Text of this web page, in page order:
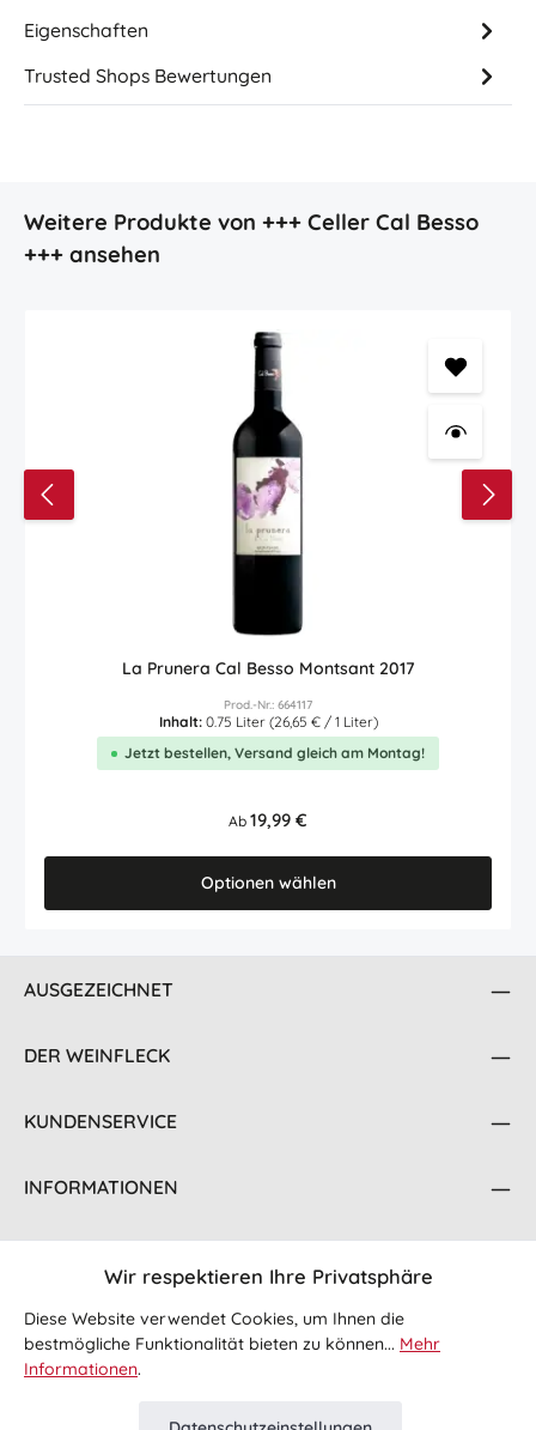
Eigenschaften
Trusted Shops Bewertungen
Produktgalerie überspringen
Weitere Produkte von +++ Celler Cal Besso
+++ ansehen
La Prunera Cal Besso Montsant 2017
Prod.-Nr.: 664117
Inhalt: 0.75 Liter (26,65 € / 1 Liter)
Jetzt bestellen, Versand gleich am Montag!
Regulärer Preis:
Ab 19,99 €
Optionen wählen
AUSGEZEICHNET
DER WEINFLECK
KUNDENSERVICE
INFORMATIONEN
FOLGE UNS
Wir respektieren Ihre Privatsphäre
Diese Website verwendet Cookies, um Ihnen die
bestmögliche Funktionalität bieten zu können... Mehr
Informationen.